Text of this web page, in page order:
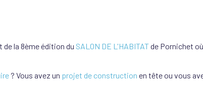
de la 8ème édition du SALON DE L'HABITATde Pornichet
? Vous avez un projet de construction en tête ou vous